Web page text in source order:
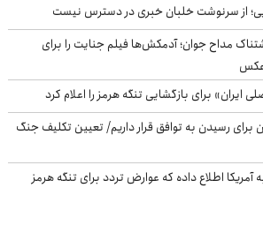
از سرنوشت خلبان خبری در دسترس نیست
مداح جوان؛ آدمکش‌ها فیلم جنایت را برای
برای بازگشایی تنگه هرمز را اعلام کرد
برای رسیدن به توافق قرار داریم/ تعیین تکلیف جنگ
اطلاع داده که عوارض تردد برای تنگه هرمز